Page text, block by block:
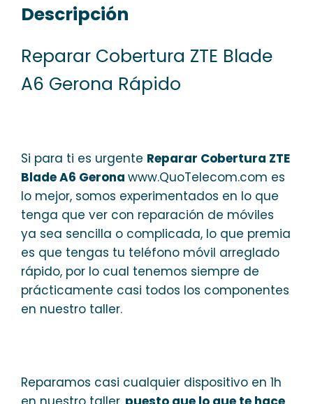
Descripción
Reparar Cobertura ZTE Blade
A6 Gerona Rápido
Si para ti es urgente Reparar Cobertura ZTE
Blade A6 Gerona www.QuoTelecom.com es
lo mejor, somos experimentados en lo que
tenga que ver con reparación de móviles
ya sea sencilla o complicada, lo que premia
es que tengas tu teléfono móvil arreglado
rápido, por lo cual tenemos siempre de
prácticamente casi todos los componentes
en nuestro taller.
Reparamos casi cualquier dispositivo en 1h